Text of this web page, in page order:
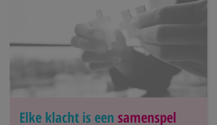
Elke klacht is een samenspel